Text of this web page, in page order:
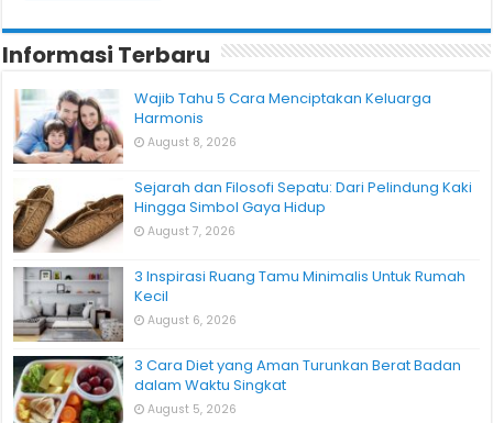
Informasi Terbaru
Wajib Tahu 5 Cara Menciptakan Keluarga
Harmonis
August 8, 2026
Sejarah dan Filosofi Sepatu: Dari Pelindung Kaki
Hingga Simbol Gaya Hidup
August 7, 2026
3 Inspirasi Ruang Tamu Minimalis Untuk Rumah
Kecil
August 6, 2026
3 Cara Diet yang Aman Turunkan Berat Badan
dalam Waktu Singkat
August 5, 2026